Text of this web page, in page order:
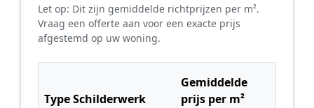
Let op: Dit zijn gemiddelde richtprijzen per m².
Vraag een offerte aan voor een exacte prijs
afgestemd op uw woning.
Type Schilderwerk
Gemiddelde
prijs per m²